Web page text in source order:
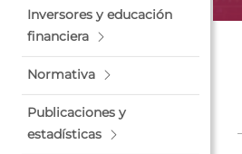
Inversores y educación
financiera
Normativa
Publicaciones y
estadísticas